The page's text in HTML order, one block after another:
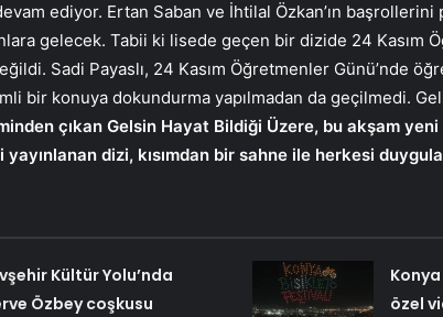
ediyor. Ertan Saban ve İhtilal Özkan’ın başrollerini
gelecek. Tabii ki lisede geçen bir dizide 24 Kasım
Sadi Payaslı, 24 Kasım Öğretmenler Günü’nde
bir konuya dokundurma yapılmadan da geçilmedi.
çıkan Gelsin Hayat Bildiği Üzere, bu akşam yeni
dizi, kısımdan bir sahne ile herkesi
Kültür Yolu’nda
Özbey coşkusu
özel